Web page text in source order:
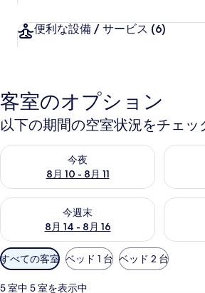
便利な設備 / サービス (6)
客室のオプション
以下の期間の空室状況をチェッ
今夜
8月 10 - 8月 11
今夜 8月 10 - 8月 11 の空室状況をチェック
明日 8
今週末
8月 14 - 8月 16
今週末 8月 14 - 8月 16 の空室状況をチェ
来週末
利
用
可
すべての客室 ベッド 1 台 ベッド 2 台
5 室中 5 室を表示中